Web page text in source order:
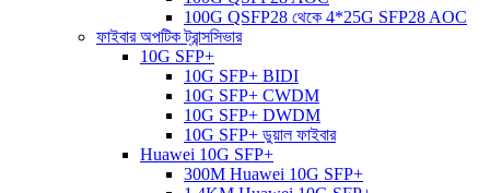
100G QSFP28 থেকে 4*25G SFP28 AOC
ফাইবার অপটিক ট্রান্সসিভার
10G SFP+
10G SFP+ BIDI
10G SFP+ CWDM
10G SFP+ DWDM
10G SFP+ ডুয়াল ফাইবার
Huawei 10G SFP+
300M Huawei 10G SFP+